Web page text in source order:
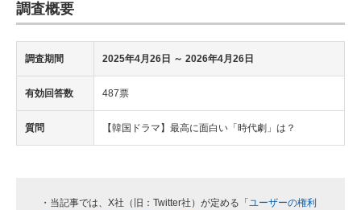
調査概要
調査期間 2025年4月26日 ～ 2026年4月26日
有効回答数 487票
質問 【韓国ドラマ】最高に面白い「時代劇」は？
・当記事では、X社（旧：Twitter社）が定める「 ユーザーの権利